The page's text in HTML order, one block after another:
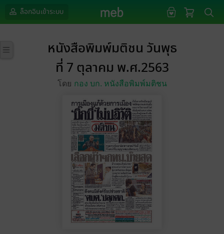
ล็อกอินเข้าระบบ
หนังสือพิมพ์มติชน วันพุธ
ที่ 7 ตุลาคม พ.ศ.2563
โดย กอง บก. หนังสือพิมพ์มติชน